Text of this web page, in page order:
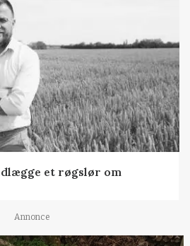
et røgslør om
Annonce